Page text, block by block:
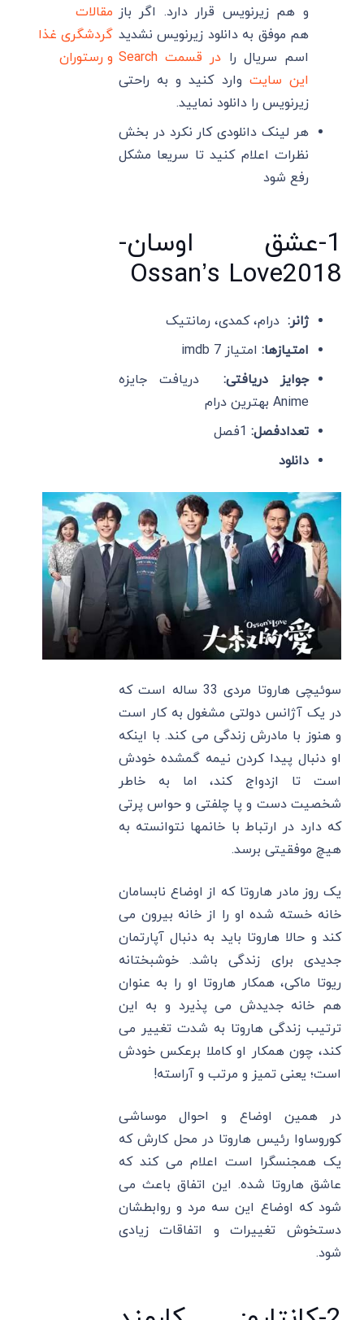
و هم زیرنویس قرار دارد. اگر باز
هم موفق به دانلود زیرنویس نشدید
اسم سریال را
در قسمت Search
این سایت وارد کنید و به راحتی
زیرنویس را دانلود نمایید.
هر لینک دانلودی کار نکرد در بخش
نظرات اعلام کنید تا سریعا مشکل
رفع شود
1-عشق اوسان-
Ossan’s Love2018
ژانر: درام، کمدی، رمانتیک
امتیازها: امتیاز imdb 7
جوایز دریافتی:
دریافت جایزه
Anime بهترین درام
تعدادفصل:
دانلود
سوئیچی هاروتا مردی 33 ساله است که
در یک آژانس دولتی مشغول به کار است
و هنوز با مادرش زندگی می کند. با اینکه
او دنبال پیدا کردن نیمه گمشده خودش
است تا ازدواج کند، اما به خاطر
شخصیت دست و پا چلفتی و حواس پرتی
که دارد در ارتباط با خانمها نتوانسته به
هیچ موفقیتی برسد.
یک روز مادر هاروتا که از اوضاع نابسامان
خانه خسته شده او را از خانه بیرون می
کند و حالا هاروتا باید به دنبال آپارتمان
جدیدی برای زندگی باشد. خوشبختانه
ریوتا ماکی، همکار هاروتا او را به عنوان
هم خانه جدیدش می پذیرد و به این
ترتیب زندگی هاروتا به شدت تغییر می
کند، چون همکار او کاملا برعکس خودش
است؛ یعنی تمیز و مرتب و آراسته!
در همین اوضاع و احوال موساشی
کوروساوا رئیس هاروتا در محل کارش که
یک همجنسگرا است اعلام می کند که
عاشق هاروتا شده. این اتفاق باعث می
شود که اوضاع این سه مرد و روابطشان
دستخوش تغییرات و اتفاقات زیادی
شود.
مقالات
گردشگری غذا
و رستوران